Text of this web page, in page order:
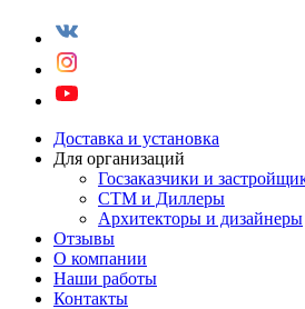
Доставка и установка
Для организаций
Госзаказчики и
СТМ и Диллеры
Архитекторы и дизайнеры
Отзывы
О компании
Наши работы
Контакты